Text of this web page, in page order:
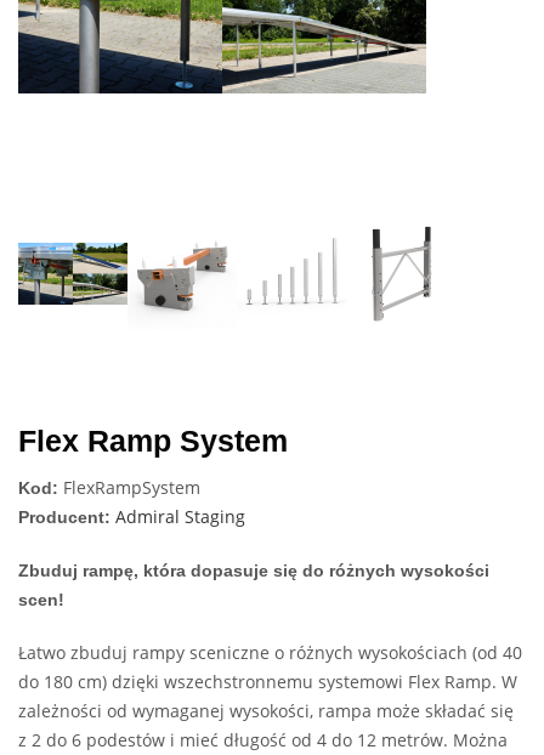
Flex Ramp System
Kod: FlexRampSystem
Producent: Admiral Staging
Zbuduj rampę, która dopasuje się do różnych wysokości
scen!
Łatwo zbuduj rampy sceniczne o różnych wysokościach (od 40
do 180 cm) dzięki wszechstronnemu systemowi Flex Ramp. W
zależności od wymaganej wysokości, rampa może składać się
z 2 do 6 podestów i mieć długość od 4 do 12 metrów. Można